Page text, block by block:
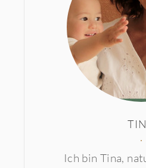
Ich bin Tina,